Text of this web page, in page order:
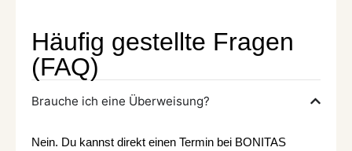
Häufig gestellte Fragen
(FAQ)
Brauche ich eine Überweisung?
Nein. Du kannst direkt einen Termin bei BONITAS